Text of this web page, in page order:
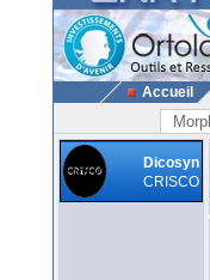
Accueil
Dicosyn
CRISCO